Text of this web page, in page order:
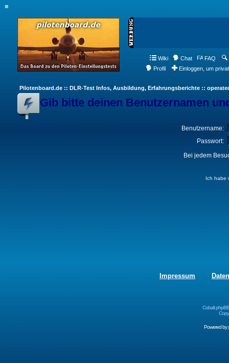
Wiki Chat FAQ
Profil
Einloggen, um
Pilotenboard.de :: DLR-Test Infos, Ausbildung, Erfahrungsberichte ::
Gib bitte deinen Benutzernamen
Benutzername:
Passwort:
Bei jedem
Ich habe
Impressum
Cobalt
Powered by